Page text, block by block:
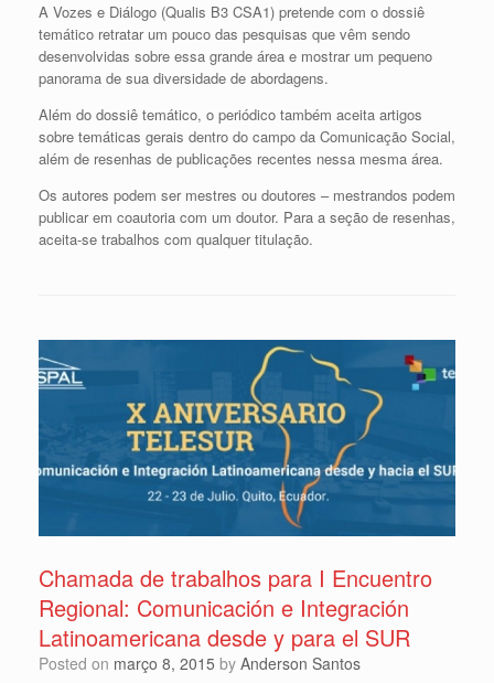
A Vozes e Diálogo (Qualis B3 CSA1) pretende com o dossiê
temático retratar um pouco das pesquisas que vêm sendo
desenvolvidas sobre essa grande área e mostrar um pequeno
panorama de sua diversidade de abordagens.
Além do dossiê temático, o periódico também aceita artigos
sobre temáticas gerais dentro do campo da Comunicação Social,
além de resenhas de publicações recentes nessa mesma área.
Os autores podem ser mestres ou doutores – mestrandos podem
publicar em coautoria com um doutor. Para a seção de resenhas,
aceita-se trabalhos com qualquer titulação.
Chamada de trabalhos para I Encuentro
Regional: Comunicación e Integración
Latinoamericana desde y para el SUR
Posted on março 8, 2015 by Anderson Santos